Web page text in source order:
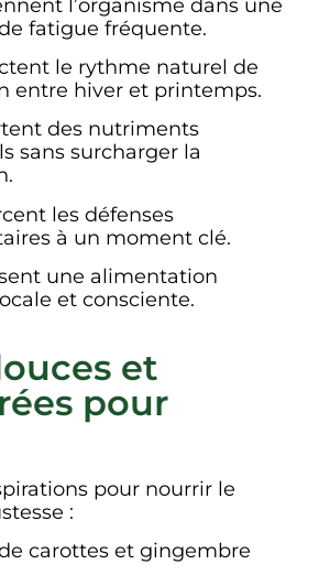
l’organisme dans une
fatigue fréquente.
le rythme naturel de
entre hiver et printemps.
des nutriments
sans surcharger la
les défenses
à un moment clé.
une alimentation
et consciente.
et
pour
pour nourrir le
:
carottes et gingembre